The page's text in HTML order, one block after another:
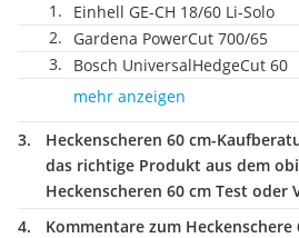
Einhell GE-CH 18/60 Li-Solo
Gardena PowerCut 700/65
Bosch UniversalHedgeCut 60
mehr anzeigen
Heckenscheren 60 cm-
das richtige Produkt aus dem
Heckenscheren 60 cm Test oder
Kommentare zum Heckenschere